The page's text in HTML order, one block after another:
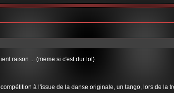
raison ... (meme si c'est dur lol)
à l'issue de la danse originale, un tango, lors de la